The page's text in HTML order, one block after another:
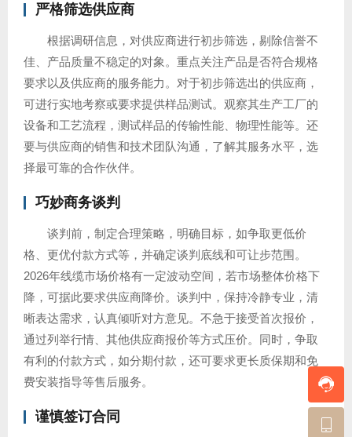
严格筛选供应商
根据调研信息，对供应商进行初步筛选，剔除信誉不
佳、产品质量不稳定的对象。重点关注产品是否符合规格
要求以及供应商的服务能力。对于初步筛选出的供应商，
可进行实地考察或要求提供样品测试。观察其生产工厂的
设备和工艺流程，测试样品的传输性能、物理性能等。还
要与供应商的销售和技术团队沟通，了解其服务水平，选
择最可靠的合作伙伴。
巧妙商务谈判
谈判前，制定合理策略，明确目标，如争取更低价
格、更优付款方式等，并确定谈判底线和可让步范围。
2026年线缆市场价格有一定波动空间，若市场整体价格下
降，可据此要求供应商降价。谈判中，保持冷静专业，清
晰表达需求，认真倾听对方意见。不急于接受首次报价，
通过列举行情、其他供应商报价等方式压价。同时，争取
有利的付款方式，如分期付款，还可要求更长质保期和免
费安装指导等售后服务。
谨慎签订合同